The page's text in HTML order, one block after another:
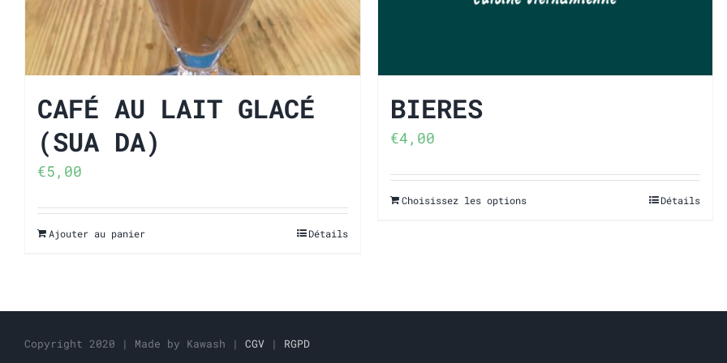
CAFÉ AU LAIT GLACÉ
(SUA DA)
€5,00
Ajouter au panier Détails
BIERES
€4,00
Choisissez les options Détails
Copyright 2020 | Made by Kawash | CGV | RGPD